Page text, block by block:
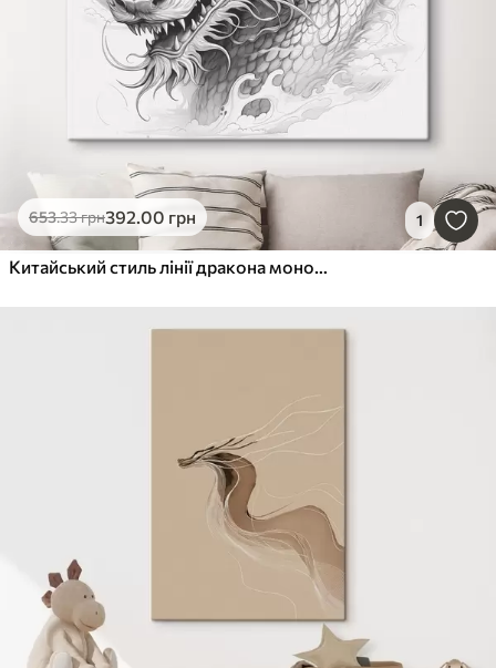
653.33грн392.00 грн 1
Китайський стиль лінії дракона монохромний малюнок